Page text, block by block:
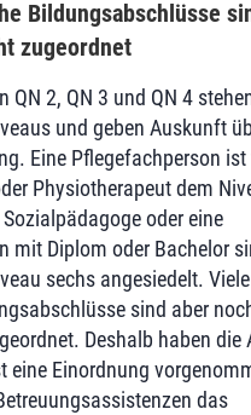
Bildungsabschlüsse
zugeordnet
QN 2, QN 3 und QN 4
und geben Auskunft
Eine Pflegefachperson ist
Physiotherapeut dem
oder eine
mit Diplom oder Bachelor
sechs angesiedelt. Viele
sind aber
Deshalb haben die
eine Einordnung
das